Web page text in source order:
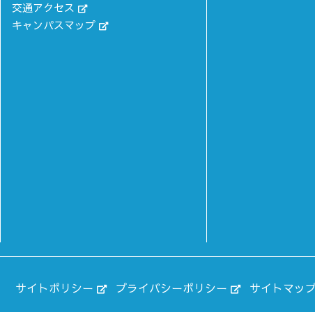
交通アクセス
キャンパスマップ
サイトポリシー プライバシーポリシー サイトマッ